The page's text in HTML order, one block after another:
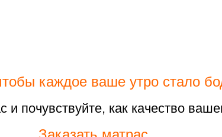
каждое ваше утро стало
и почувствуйте, как качество